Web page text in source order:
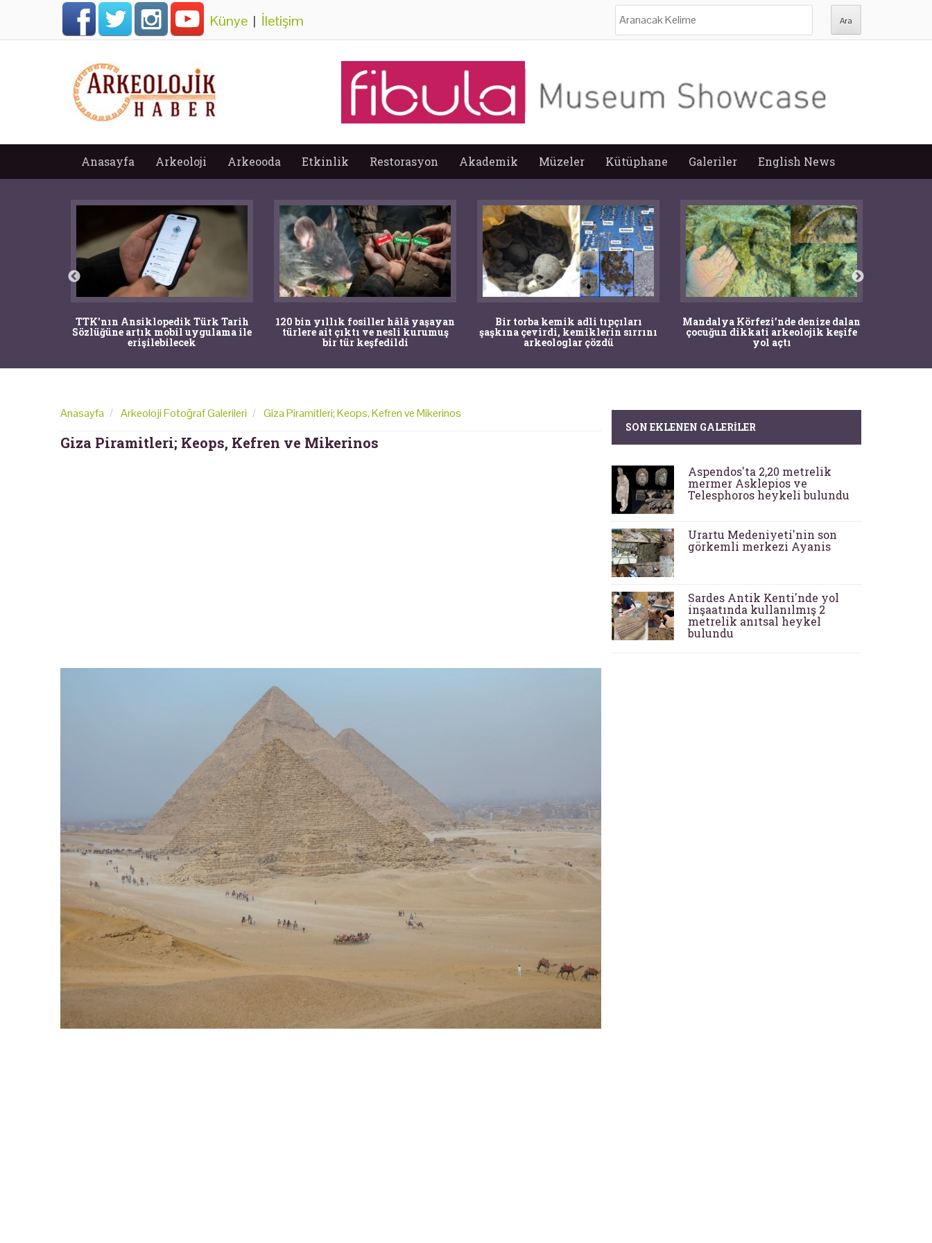
Künye | İletişim
Anasayfa Arkeoloji Arkeooda Etkinlik Restorasyon Akademik Müzeler Kütüphane Galeriler English News
TTK'nın Ansiklopedik Türk Tarih
Sözlüğüne artık mobil uygulama ile
erişilebilecek
120 bin yıllık fosiller hâlâ yaşayan
türlere ait çıktı ve nesli kurumuş
bir tür keşfedildi
Bir torba kemik adli tıpçıları
şaşkına çevirdi, kemiklerin sırrını
arkeologlar çözdü
Mandalya Körfezi’nde denize dalan
çocuğun dikkati arkeolojik keşife
yol açtı
Anasayfa Arkeoloji Fotoğraf Galerileri Giza Piramitleri; Keops, Kefren ve Mikerinos
Giza Piramitleri; Keops, Kefren ve Mikerinos
SON EKLENEN GALERILER
Aspendos'ta 2,20 metrelik
mermer Asklepios ve
Telesphoros heykeli bulundu
Urartu Medeniyeti'nin son
görkemli merkezi Ayanis
Sardes Antik Kenti'nde yol
inşaatında kullanılmış 2
metrelik anıtsal heykel
bulundu